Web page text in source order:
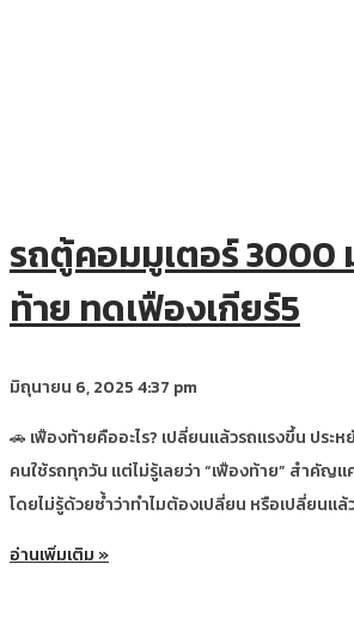
รถตู้คอมมูเตอร์ 3000
ท้าย ทดเฟืองเกียร์5
มิถุนายน 6, 20254:37 pm
🚗 เฟืองท้ายคืออะไร? เปลี่ยนแล้วรถแรงขึ้น ประ
คนใช้รถทุกวัน แต่ไม่รู้เลยว่า “เฟืองท้าย” สำคัญ
โดยไม่รู้ด้วยซ้ำว่าทำไมต้องเปลี่ยน หรือเปลี่ยนแล้ว
อ่านเพิ่มเติม »